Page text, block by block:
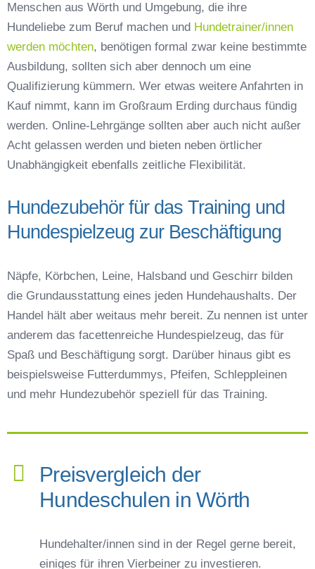
Menschen aus Wörth und Umgebung, die ihre
Hundeliebe zum Beruf machen und Hundetrainer/innen
werden möchten, benötigen formal zwar keine bestimmte
Ausbildung, sollten sich aber dennoch um eine
Qualifizierung kümmern. Wer etwas weitere Anfahrten in
Kauf nimmt, kann im Großraum Erding durchaus fündig
werden. Online-Lehrgänge sollten aber auch nicht außer
Acht gelassen werden und bieten neben örtlicher
Unabhängigkeit ebenfalls zeitliche Flexibilität.
Hundezubehör für das Training und
Hundespielzeug zur Beschäftigung
Näpfe, Körbchen, Leine, Halsband und Geschirr bilden
die Grundausstattung eines jeden Hundehaushalts. Der
Handel hält aber weitaus mehr bereit. Zu nennen ist unter
anderem das facettenreiche Hundespielzeug, das für
Spaß und Beschäftigung sorgt. Darüber hinaus gibt es
beispielsweise Futterdummys, Pfeifen, Schleppleinen
und mehr Hundezubehör speziell für das Training.
Preisvergleich der
Hundeschulen in Wörth
Hundehalter/innen sind in der Regel gerne bereit,
einiges für ihren Vierbeiner zu investieren.